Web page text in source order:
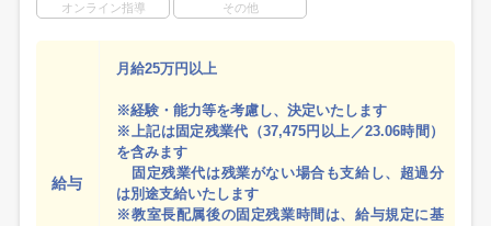
オンライン指導 その他
給与
月給25万円以上
※経験・能力等を考慮し、決定いたします
※上記は固定残業代（37,475円以上／23.06時間）
を含みます
固定残業代は残業がない場合も支給し、超過分
は別途支給いたします
※教室長配属後の固定残業時間は、給与規定に基